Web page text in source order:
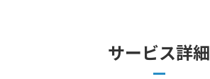
サービス詳細